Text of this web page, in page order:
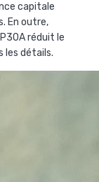
capitale
En outre,
réduit le
les détails.